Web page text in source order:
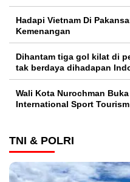
Hadapi Vietnam Di
Kemenangan
Dihantam tiga gol kilat di
tak berdaya dihadapan
Wali Kota Nurochman
International Sport
TNI & POLRI